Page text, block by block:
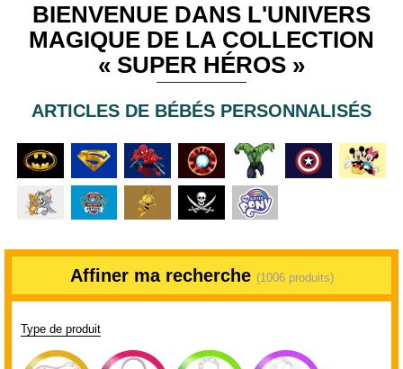
BIENVENUE DANS L'UNIVERS
MAGIQUE DE LA COLLECTION
« SUPER HÉROS »
ARTICLES DE BÉBÉS PERSONNALISÉS
Affiner ma recherche (1006 produits)
Type de produit